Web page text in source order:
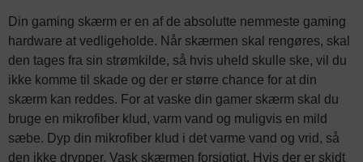
Din gaming skærm er en af de absolutte nemmeste gaming
hardware at vedligeholde. Når skærmen skal rengøres, skal
den tages fra sin strømkilde, så hvis uheld skulle ske, vil du
ikke komme til skade og der er større chance for at din
skærm kan reddes. For at vaske din gamer skærm skal du
bruge en mikrofiber klud, varm vand og muligvis en mild
sæbe. Dyp din mikrofiber klud i det varme vand og vrid, så
den ikke drypper. Vask skærmen forsigtigt. Hvis der er skidt